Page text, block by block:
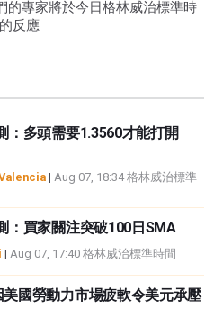
的專家將於今日格林威治標準時
反應
：多頭需要1.3560才能打開
| Aug 07, 18:34 格林威治標準
：買家關注突破100日SMA
| Aug 07, 17:40 格林威治標準時間
國勞動力市場疲軟令美元承壓